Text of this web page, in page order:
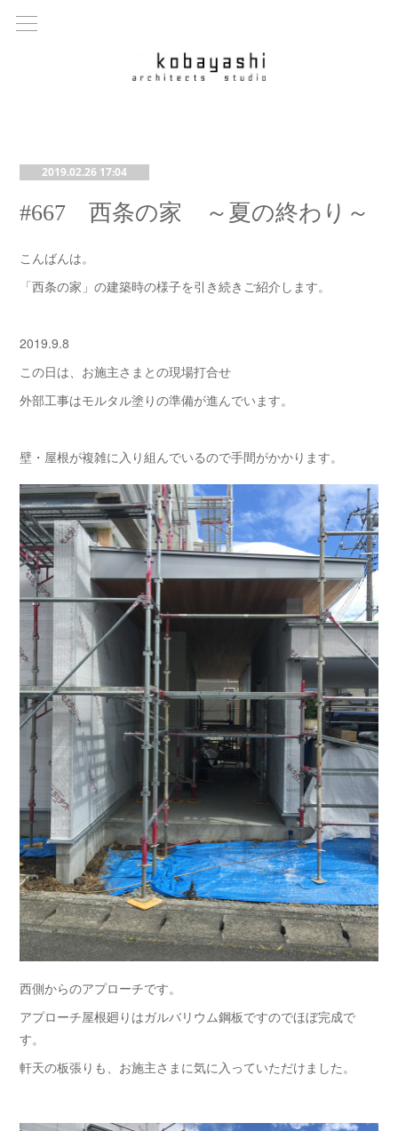
2019.02.26 17:04
#667 西条の家 ～夏の終わり～
こんばんは。
「西条の家」の建築時の様子を引き続きご紹介します。
2019.9.8
この日は、お施主さまとの現場打合せ
外部工事はモルタル塗りの準備が進んでいます。
壁・屋根が複雑に入り組んでいるので手間がかかります。
西側からのアプローチです。
アプローチ屋根廻りはガルバリウム鋼板ですのでほぼ完成で
す。
軒天の板張りも、お施主さまに気に入っていただけました。